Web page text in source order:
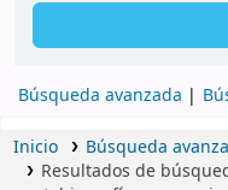
Búsqueda avanzada
Inicio
Búsqueda
Resultados de